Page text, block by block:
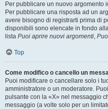
Per pubblicare un nuovo argomento
Per pubblicare una risposta ad un
avere bisogno di registrarti prima di
disponibili sono elencate in fondo
lista Puoi aprire nuovi argomenti,
Top
Come modifico o cancello un
Puoi modificare o cancellare solo i
amministratore o un moderatore.
pulsante con la «X» nel messaggio
messaggio (a volte solo per un